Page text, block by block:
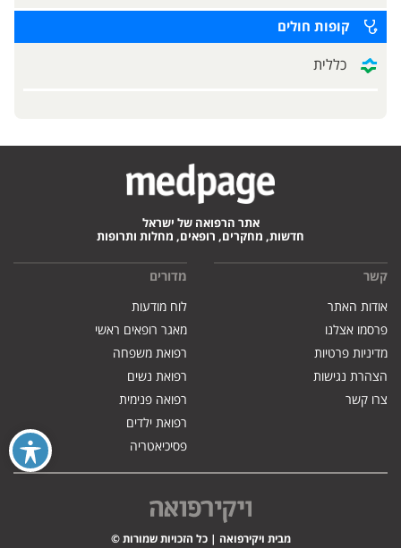
קופות חולים
כללית
אתר הרפואה של ישראל
חדשות, מחקרים, רופאים, מחלות ותרופות
קשר
אודות האתר
פרסמו אצלנו
מדיניות פרטיות
הצהרת נגישות
צרו קשר
מדורים
לוח מודעות
מאגר רופאים ראשי
רפואת משפחה
רפואת נשים
רפואה פנימית
רפואת ילדים
פסיכיאטריה
מבית ויקירפואה | כל הזכויות שמורות ©